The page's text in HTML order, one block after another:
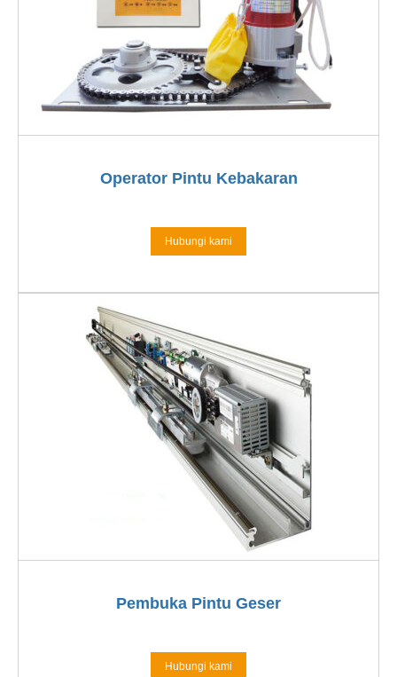
Operator Pintu Kebakaran
Hubungi kami
Pembuka Pintu Geser
Hubungi kami